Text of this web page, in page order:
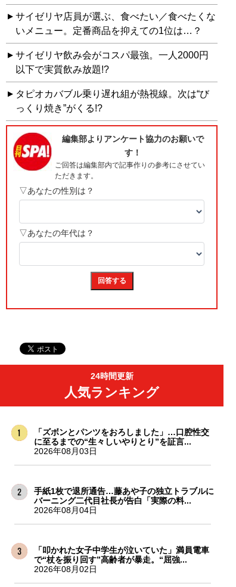
サイゼリヤ店員が選ぶ、食べたい／食べたくな
いメニュー。定番商品を抑えての1位は…？
サイゼリヤ飲み会がコスパ最強。一人2000円
以下で実質飲み放題!?
タピオカバブル乗り遅れ組が熱視線。次は“び
っくり焼き”がくる!?
24時間更新
人気ランキング
「ズボンとパンツをおろしました」…口腔性交
に至るまでの“生々しいやりとり”を証言...
2026年08月03日
手紙1枚で退所通告…藤あや子の独立トラブルに
バーニング二代目社長が告白「実際の料...
2026年08月04日
「叩かれた女子中学生が泣いていた」満員電車
で“杖を振り回す”高齢者が暴走。“屈強...
2026年08月02日